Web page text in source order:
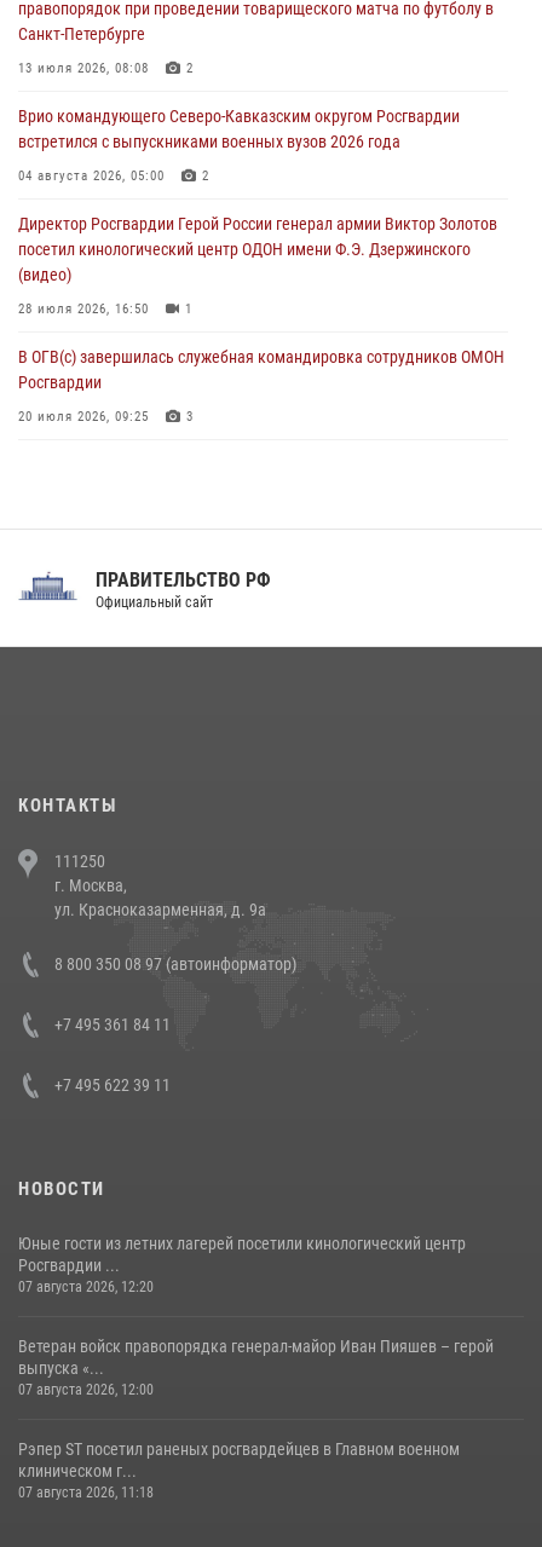
Патриотическая акция «Каникулы с Росгвардией» прошла в
Воронеже
В Ставрополе офицеры Росгвардии стали участниками пресс-
конференции по вопросам в сфере оборота оружия
правопорядок при проведении товарищеского матча по футболу в
Санкт-Петербурге
13 июля 2026, 08:08 2
Врио командующего Северо-Кавказским округом Росгвардии
встретился с выпускниками военных вузов 2026 года
04 августа 2026, 05:00 2
Директор Росгвардии Герой России генерал армии Виктор Золотов
посетил кинологический центр ОДОН имени Ф.Э. Дзержинского
(видео)
28 июля 2026, 16:50 1
В ОГВ(с) завершилась служебная командировка сотрудников ОМОН
Росгвардии
20 июля 2026, 09:25 3
Праздник «Один день с Росгвардией» к 105-летию Центрального
напавших на бригаду скорой помощи (видео)
14 июля 2026, 12:20
В Росгвардии прошла военно-научная конференция по обобщению
боевого опыта
ПРАВИТЕЛЬСТВО РФ
Официальный сайт
КОНТАКТЫ
111250
г. Москва,
ул. Красноказарменная, д. 9а
8 800 350 08 97 (автоинформатор)
+7 495 361 84 11
+7 495 622 39 11
НОВОСТИ
Юные гости из летних лагерей посетили кинологический центр
Росгвардии ...
07 августа 2026, 12:20
Ветеран войск правопорядка генерал-майор Иван Пияшев – герой
выпуска «...
07 августа 2026, 12:00
Рэпер ST посетил раненых росгвардейцев в Главном военном
клиническом г...
07 августа 2026, 11:18